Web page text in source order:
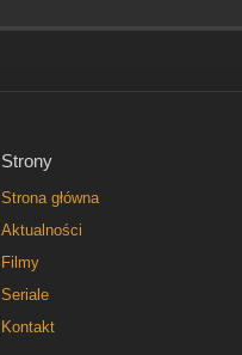
Strony
Strona główna
Aktualności
Filmy
Seriale
Kontakt